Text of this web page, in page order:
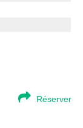
Réserver